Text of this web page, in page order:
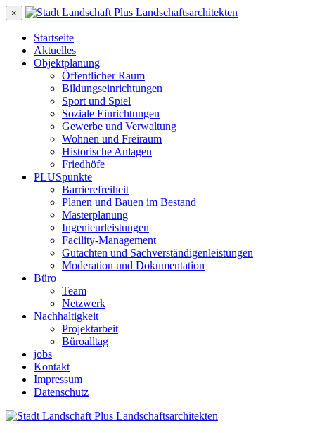
×
Startseite
Aktuelles
Objektplanung
Öffentlicher Raum
Bildungseinrichtungen
Sport und Spiel
Soziale Einrichtungen
Gewerbe und Verwaltung
Wohnen und Freiraum
Historische Anlagen
Friedhöfe
PLUSpunkte
Barrierefreiheit
Planen und Bauen im Bestand
Masterplanung
Ingenieurleistungen
Facility-Management
Gutachten und Sachverständigenleistungen
Moderation und Dokumentation
Büro
Team
Netzwerk
Nachhaltigkeit
Projektarbeit
Büroalltag
jobs
Kontakt
Impressum
Datenschutz